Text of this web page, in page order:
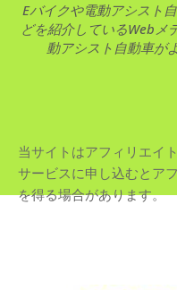
Eバイクや電動アシスト
どを紹介しているWebメ
動アシスト自動車が
当サイトはアフィリエイ
サービスに申し込むとア
を得る場合があります。